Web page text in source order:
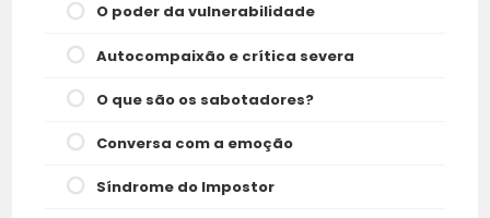
O poder da vulnerabilidade
Autocompaixão e crítica severa
O que são os sabotadores?
Conversa com a emoção
Síndrome do Impostor